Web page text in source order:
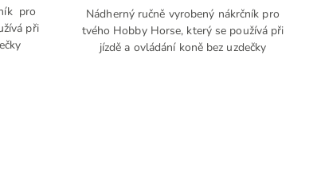
pro
při
Nádherný ručně vyrobený nákrčník pro
tvého Hobby Horse, který se používá při
jízdě a ovládání koně bez uzdečky